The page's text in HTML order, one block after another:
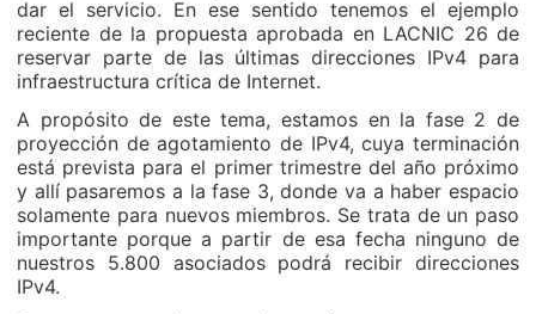
dar el servicio. En ese sentido tenemos el ejemplo
reciente de la propuesta aprobada en LACNIC 26 de
reservar parte de las últimas direcciones IPv4 para
infraestructura crítica de Internet.
A propósito de este tema, estamos en la fase 2 de
proyección de agotamiento de IPv4, cuya terminación
está prevista para el primer trimestre del año próximo
y allí pasaremos a la fase 3, donde va a haber espacio
solamente para nuevos miembros. Se trata de un paso
importante porque a partir de esa fecha ninguno de
nuestros 5.800 asociados podrá recibir direcciones
IPv4.